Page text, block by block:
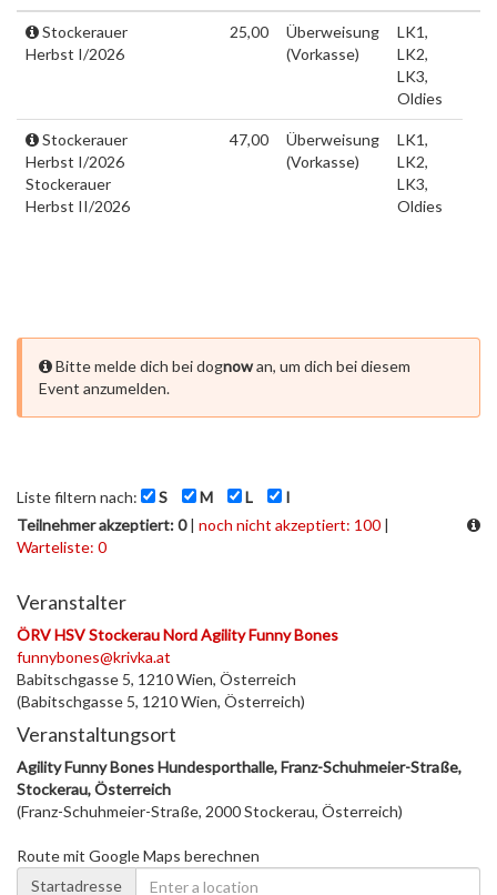
Stockerauer
Herbst I/2026
25,00
Überweisung
(Vorkasse)
LK1,
LK2,
LK3,
Oldies
Stockerauer
Herbst I/2026
Stockerauer
Herbst II/2026
47,00
Überweisung
(Vorkasse)
LK1,
LK2,
LK3,
Oldies
Bitte melde dich bei dognowan, um dich bei diesem
Event anzumelden.
Liste filtern nach: S M L
I
Teilnehmer akzeptiert: 0| noch nicht akzeptiert: 100 |
Warteliste: 0
Veranstalter
ÖRV HSV Stockerau Nord Agility Funny Bones
funnybones@krivka.at
Babitschgasse 5, 1210 Wien, Österreich
(Babitschgasse 5, 1210 Wien, Österreich)
Veranstaltungsort
Agility Funny Bones Hundesporthalle, Franz-Schuhmeier-Straße,
Stockerau, Österreich
(Franz-Schuhmeier-Straße, 2000 Stockerau, Österreich)
Route mit Google Maps berechnen
Startadresse